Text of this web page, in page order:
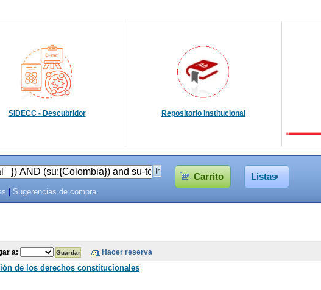
SIDECC - Descubridor Repositorio Institucional
Carrito Listas
Sugerencias de compra
a:
de los derechos constitucionales